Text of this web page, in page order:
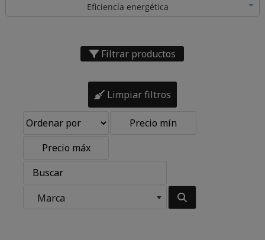
Eficiencía energética
Filtrar productos
Limpiar filtros
Marca